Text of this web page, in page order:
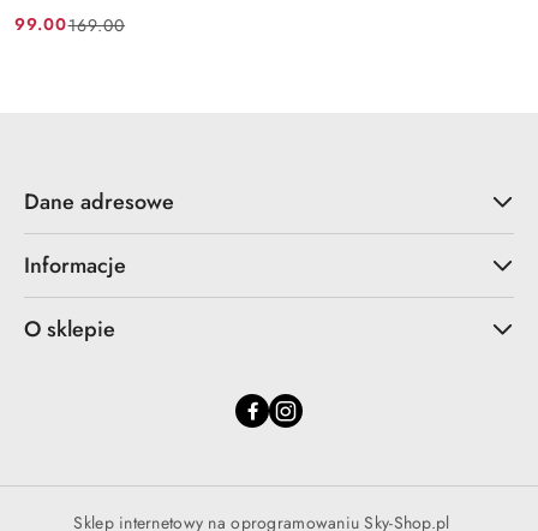
Cena
99.00
Cena
169.00
Dane adresowe
Informacje
O sklepie
Sklep internetowy na oprogramowaniu Sky-Shop.pl